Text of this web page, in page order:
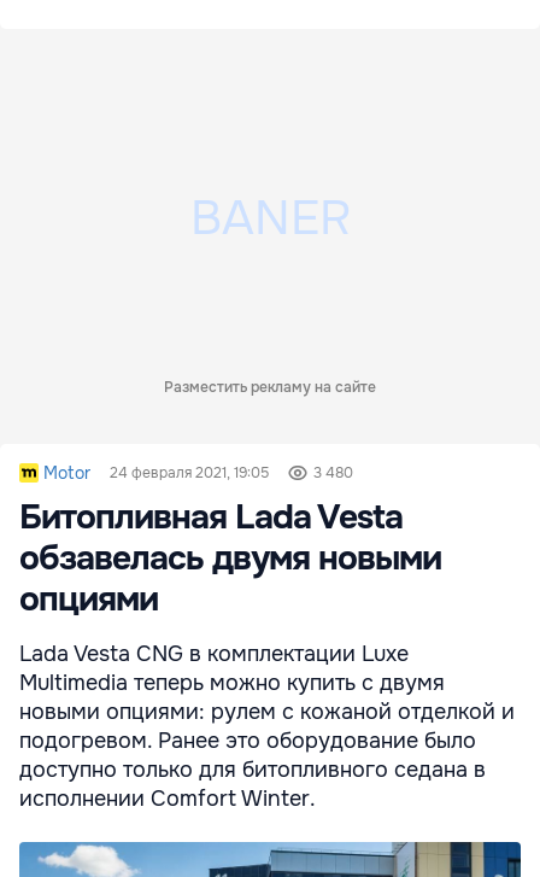
Разместить рекламу на сайте
Motor 24 февраля 2021, 19:05 3 480
Битопливная Lada Vesta
обзавелась двумя новыми
опциями
Lada Vesta CNG в комплектации Luxe
Multimedia теперь можно купить с двумя
новыми опциями: рулем с кожаной отделкой и
подогревом. Ранее это оборудование было
доступно только для битопливного седана в
исполнении Comfort Winter.